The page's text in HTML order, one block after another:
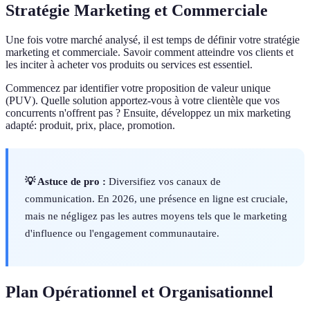
Stratégie Marketing et Commerciale
Une fois votre marché analysé, il est temps de définir votre stratégie
marketing et commerciale. Savoir comment atteindre vos clients et
les inciter à acheter vos produits ou services est essentiel.
Commencez par identifier votre proposition de valeur unique
(PUV). Quelle solution apportez-vous à votre clientèle que vos
concurrents n'offrent pas ? Ensuite, développez un mix marketing
adapté: produit, prix, place, promotion.
💡 Astuce de pro : Diversifiez vos canaux de
communication. En 2026, une présence en ligne est cruciale,
mais ne négligez pas les autres moyens tels que le marketing
d'influence ou l'engagement communautaire.
Plan Opérationnel et Organisationnel